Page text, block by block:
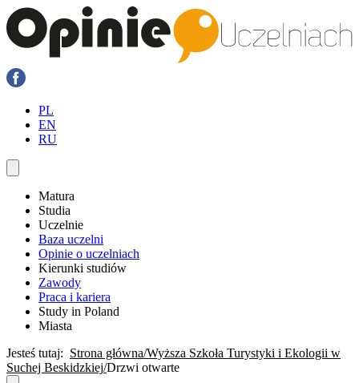
PL
EN
RU
Matura
Studia
Uczelnie
Baza uczelni
Opinie o uczelniach
Kierunki studiów
Zawody
Praca i kariera
Study in Poland
Miasta
Jesteś tutaj: Strona główna Wyższa Szkoła Turystyki i Ekologii w
Suchej Beskidzkiej Drzwi otwarte